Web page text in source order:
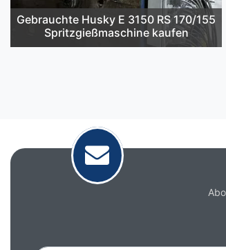
Gebrauchte Husky E 3150 RS 170/155
Spritzgießmaschine kaufen